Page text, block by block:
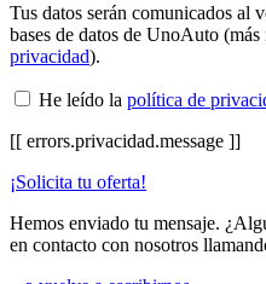
Tus datos serán comunicados al
bases de datos de UnoAuto
privacidad).
He leído la política de
[[ errors.privacidad.message ]]
¡Solicita tu oferta!
Hemos enviado tu mensaje.
en contacto con nosotros